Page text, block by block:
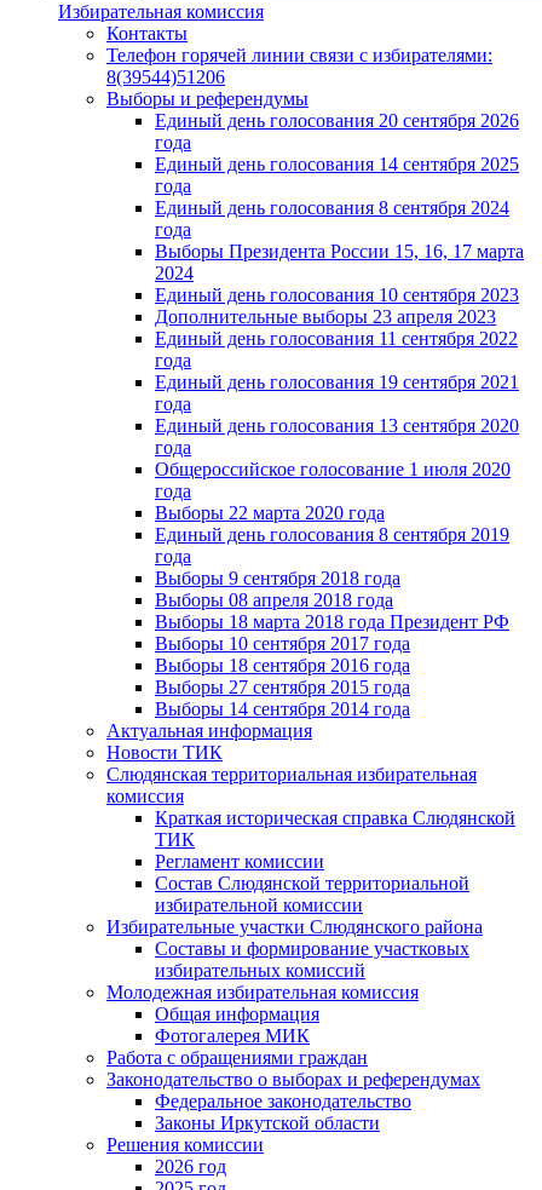
Избирательная комиссия
Контакты
Телефон горячей линии связи с избирателями:
8(39544)51206
Выборы и референдумы
Единый день голосования 20 сентября 2026
года
Единый день голосования 14 сентября 2025
года
Единый день голосования 8 сентября 2024
года
Выборы Президента России 15, 16, 17 марта
2024
Единый день голосования 10 сентября 2023
Дополнительные выборы 23 апреля 2023
Единый день голосования 11 сентября 2022
года
Единый день голосования 19 сентября 2021
года
Единый день голосования 13 сентября 2020
года
Общероссийское голосование 1 июля 2020
года
Выборы 22 марта 2020 года
Единый день голосования 8 сентября 2019
года
Выборы 9 сентября 2018 года
Выборы 08 апреля 2018 года
Выборы 18 марта 2018 года Президент РФ
Выборы 10 сентября 2017 года
Выборы 18 сентября 2016 года
Выборы 27 сентября 2015 года
Выборы 14 сентября 2014 года
Актуальная информация
Новости ТИК
Слюдянская территориальная избирательная
комиссия
Краткая историческая справка Слюдянской
ТИК
Регламент комиссии
Состав Слюдянской территориальной
избирательной комиссии
Избирательные участки Слюдянского района
Составы и формирование участковых
избирательных комиссий
Молодежная избирательная комиссия
Общая информация
Фотогалерея МИК
Работа с обращениями граждан
Законодательство о выборах и референдумах
Федеральное законодательство
Законы Иркутской области
Решения комиссии
2026 год